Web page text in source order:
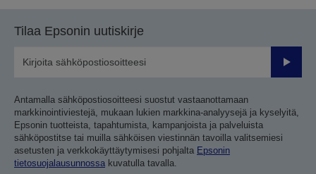
Tilaa Epsonin uutiskirje
Lähetä
Antamalla sähköpostiosoitteesi suostut vastaanottamaan
markkinointiviestejä, mukaan lukien markkina-analyysejä ja kyselyitä,
Epsonin tuotteista, tapahtumista, kampanjoista ja palveluista
sähköpostitse tai muilla sähköisen viestinnän tavoilla valitsemiesi
asetusten ja verkkokäyttäytymisesi pohjalta Epsonin
tietosuojalausunnossa kuvatulla tavalla.